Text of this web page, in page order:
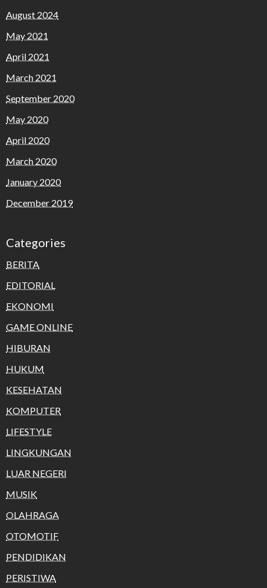
August 2024
May 2021
April 2021
March 2021
September 2020
May 2020
April 2020
March 2020
January 2020
December 2019
Categories
BERITA
EDITORIAL
EKONOMI
GAME ONLINE
HIBURAN
HUKUM
KESEHATAN
KOMPUTER
LIFESTYLE
LINGKUNGAN
LUAR NEGERI
MUSIK
OLAHRAGA
OTOMOTIF
PENDIDIKAN
PERISTIWA